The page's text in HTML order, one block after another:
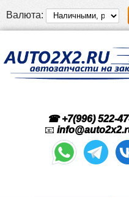
Валюта:
☎ +7(996) 522-
📧